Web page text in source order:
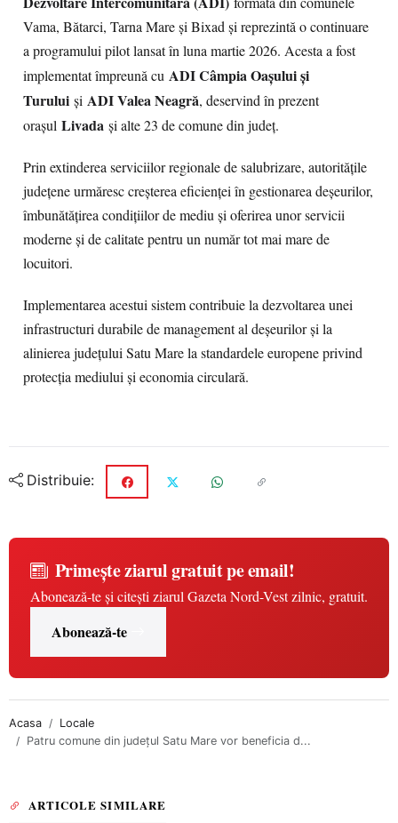
Vama, Bătarci, Tarna Mare și Bixad și reprezintă o continuare
a programului pilot lansat în luna martie 2026. Acesta a fost
implementat împreună cu ADI Câmpia Oașului și
Turului și ADI Valea Neagră, deservind în prezent
orașul Livada și alte 23 de comune din județ.
Prin extinderea serviciilor regionale de salubrizare, autoritățile
județene urmăresc creșterea eficienței în gestionarea deșeurilor,
îmbunătățirea condițiilor de mediu și oferirea unor servicii
moderne și de calitate pentru un număr tot mai mare de
locuitori.
Implementarea acestui sistem contribuie la dezvoltarea unei
infrastructuri durabile de management al deșeurilor și la
alinierea județului Satu Mare la standardele europene privind
protecția mediului și economia circulară.
Distribuie:
Primește ziarul gratuit pe email!
Abonează-te și citești ziarul Gazeta Nord-Vest zilnic, gratuit.
Abonează-te
Acasa
Locale
Patru comune din județul Satu Mare vor beneficia d...
ARTICOLE SIMILARE